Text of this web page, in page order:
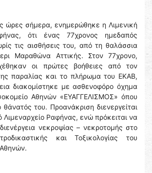
ώρες σήμερα, ενημερώθηκε η Λιμενική
ότι ένας 77χρονος ημεδαπός
τις αισθήσεις του, από τη θαλάσσια
Μαραθώνα Αττικής. Στον 77χρονο,
οι πρώτες βοήθειες από τον
παραλίας και το πλήρωμα του ΕΚΑΒ,
διακομίστηκε με ασθενοφόρο όχημα
Αθηνών «ΕΥΑΓΓΕΛΙΣΜΟΣ» όπου
του. Προανάκριση διενεργείται
Λιμεναρχείο Ραφήνας, ενώ πρόκειται να
νεκροψίας – νεκροτομής στο
και Τοξικολογίας του